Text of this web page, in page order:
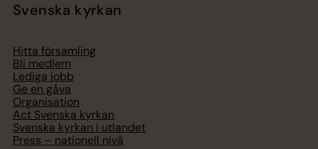
Svenska kyrkan
Hitta församling
Bli medlem
Lediga jobb
Ge en gåva
Organisation
Act Svenska kyrkan
Svenska kyrkan i utlandet
Press – nationell nivå